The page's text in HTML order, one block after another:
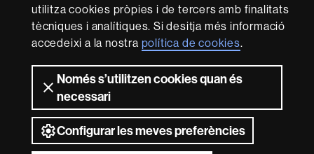
utilitza cookies pròpies i de tercers amb finalitats
tècniques i analítiques. Si desitja més informació
accedeixi a la nostra política de cookies.
Només s’utilitzen cookies quan és
necessari
Configurar les meves preferències
Sobre
aquest
web
Avís legal Protecció de dades Sobre el
web
Accessibilitat web Mapa del web UAB
2026 Universitat Autònoma de Barcelona